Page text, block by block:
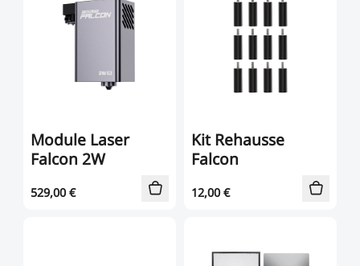
Module Laser
Falcon 2W
529,00 €
Kit Rehausse
Falcon
12,00 €